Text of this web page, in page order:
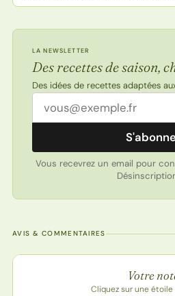
LA NEWSLETTER
Des recettes de saison,
Des idées de recettes adaptées
Adresse email
Vous recevrez un email pour
AVIS & COMMENTAIRES
Note de la recette
Votre
Cliquez sur une